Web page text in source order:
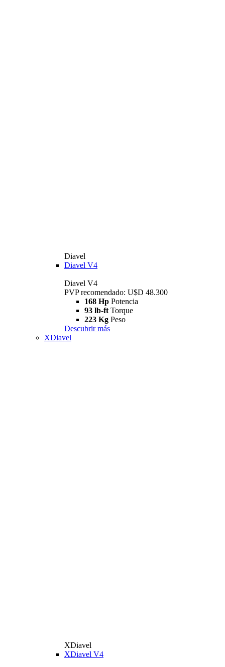
Diavel
Diavel V4
Diavel V4
PVP recomendado: U$D 48.300
168 Hp Potencia
93 lb-ft Torque
223 Kg Peso
Descubrir más
XDiavel
XDiavel
XDiavel V4